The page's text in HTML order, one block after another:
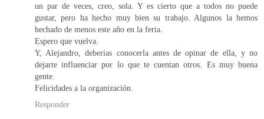
un par de veces, creo, sola. Y es cierto que a todos no puede
gustar, pero ha hecho muy bien su trabajo. Algunos la hemos
hechado de menos este año en la feria.
Espero que vuelva.
Y, Alejandro, deberias conocerla antes de opinar de ella, y no
dejarte influenciar por lo que te cuentan otros. Es muy buena
gente.
Felicidades a la organización.
Responder